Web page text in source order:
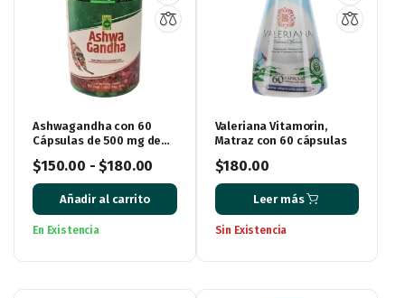
Ashwagandha con 60
Cápsulas de 500 mg de
$150.00 -$180.00
Añadir al carrito
En Existencia
Valeriana Vitamorin,
Matraz con 60 cápsulas
$180.00
Leer más
Sin Existencia